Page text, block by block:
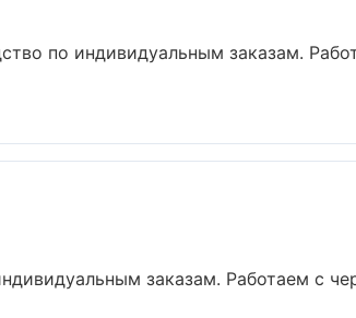
по индивидуальным заказам.
заказам. Работаем с